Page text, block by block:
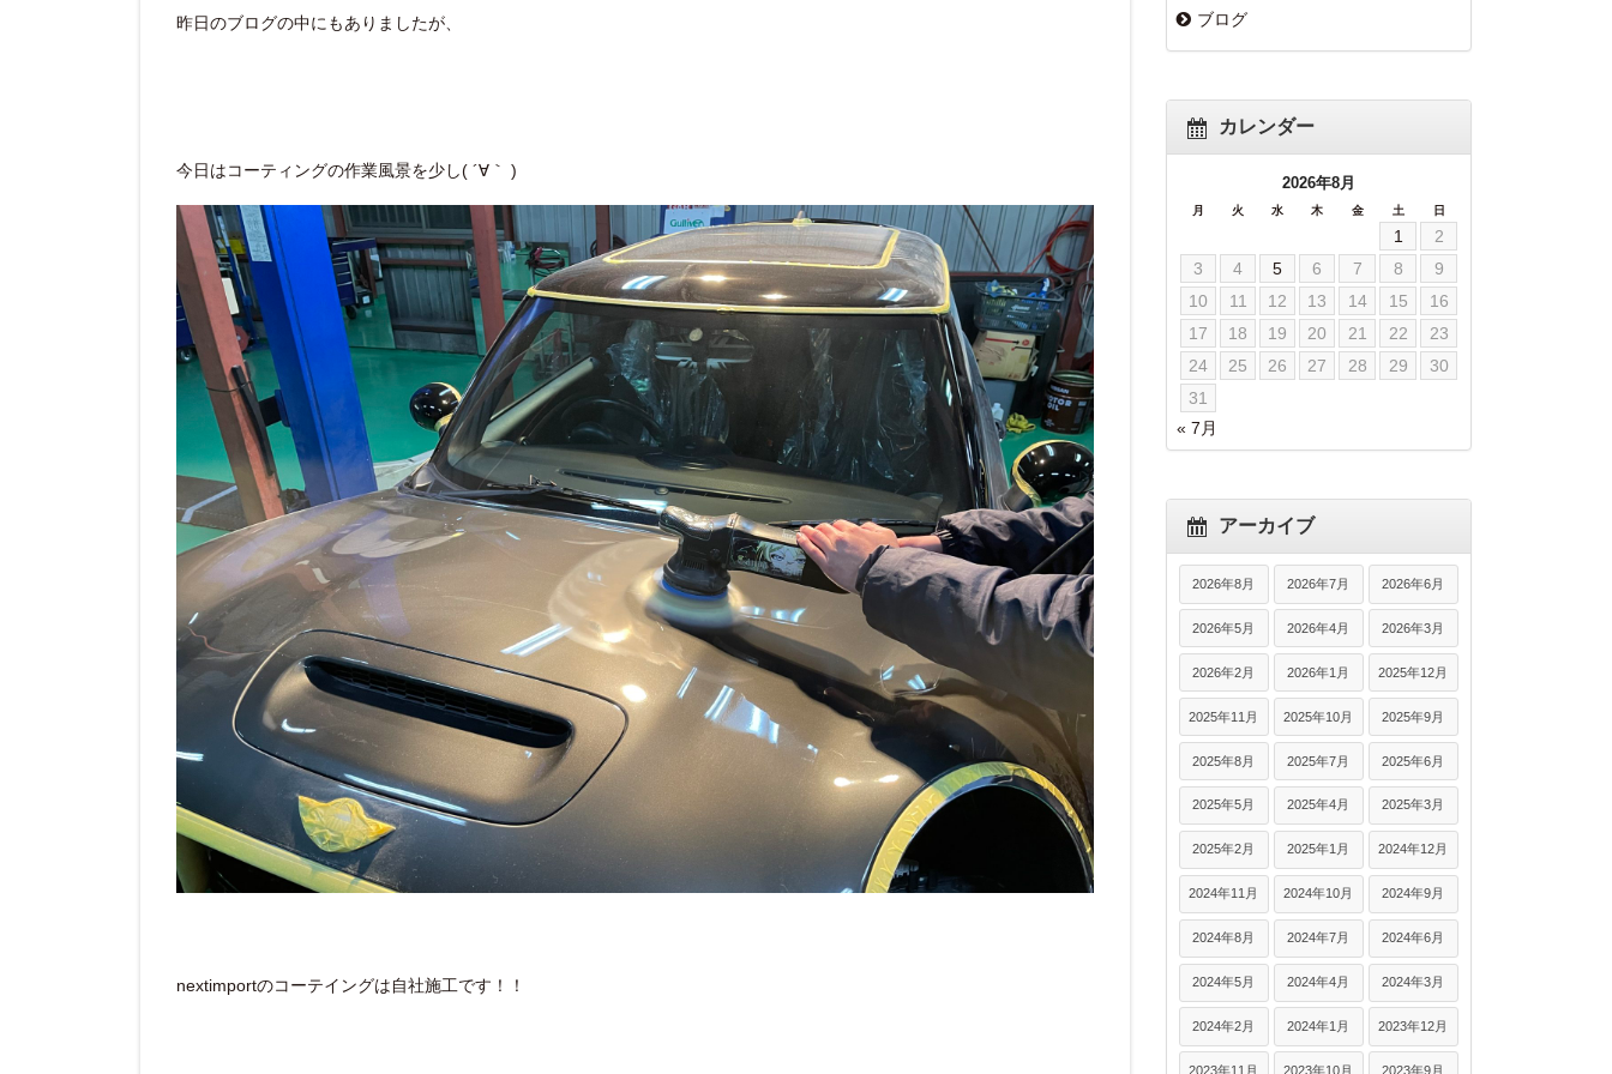
昨日のブログの中にもありましたが、
今日はコーティングの作業風景を少し( ´∀｀ )
nextimportのコーテイングは自社施工です！！
ブログ
カレンダー
2026年8月
月 火 水 木 金 土 日
1
2
3
4 5 6 7 8
9
10
11 12 13 14 15
16
17
18 19 20 21 22
23
24
25 26 27 28 29
30
31
« 7月
アーカイブ
2026年8月 2026年7月 2026年6月
2026年5月 2026年4月 2026年3月
2026年2月 2026年1月 2025年12月
2025年11月 2025年10月 2025年9月
2025年8月 2025年7月 2025年6月
2025年5月 2025年4月 2025年3月
2025年2月 2025年1月 2024年12月
2024年11月 2024年10月 2024年9月
2024年8月 2024年7月 2024年6月
2024年5月 2024年4月 2024年3月
2024年2月 2024年1月 2023年12月
2023年11月 2023年10月 2023年9月